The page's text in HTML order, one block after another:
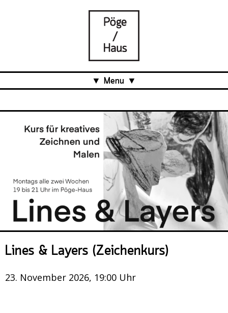
Menu
Projects
Über uns
Was ist das Pöge-Haus?
Team
Organisation
Mitarbeit
Veranstaltungsrückblick
Kontakt und Anfahrt
Lines & Layers (Zeichenkurs)
23. November 2026, 19:00 Uhr